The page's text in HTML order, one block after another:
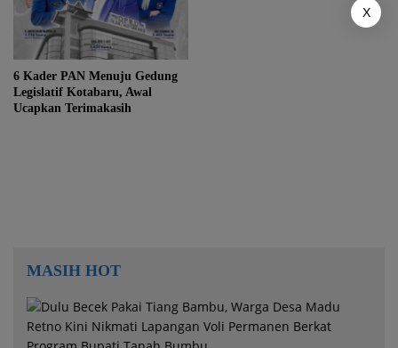
6 Kader PAN Menuju Gedung
Legislatif Kotabaru, Awal
Ucapkan Terimakasih
MASIH HOT
X